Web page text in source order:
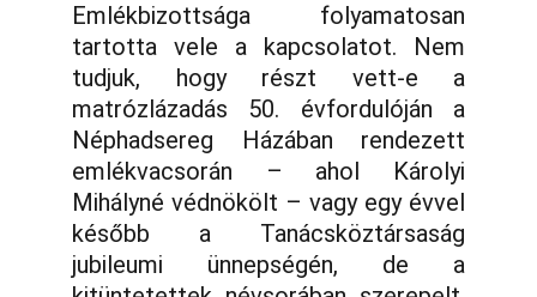
Emlékbizottsága folyamatosan
tartotta vele a kapcsolatot. Nem
tudjuk, hogy részt vett-e a
matrózlázadás 50. évfordulóján a
Néphadsereg Házában rendezett
emlékvacsorán – ahol Károlyi
Mihályné védnökölt – vagy egy évvel
később a Tanácsköztársaság
jubileumi ünnepségén, de a